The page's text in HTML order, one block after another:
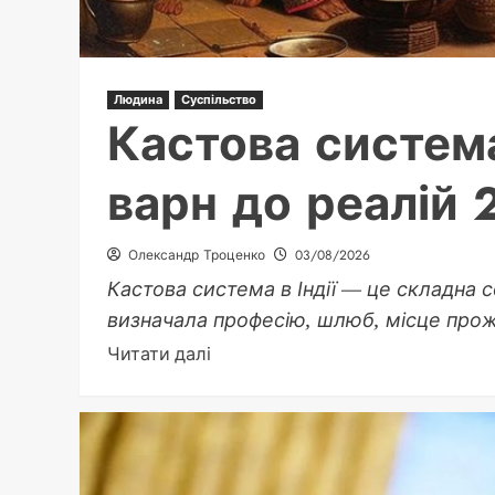
Людина Суспільство
Кастова
варн до реалій
Олександр Троценко 03/08/2026
Кастова система в Індії — це складна
визначала професію, шлюб, місце
Читати далі
Кастова